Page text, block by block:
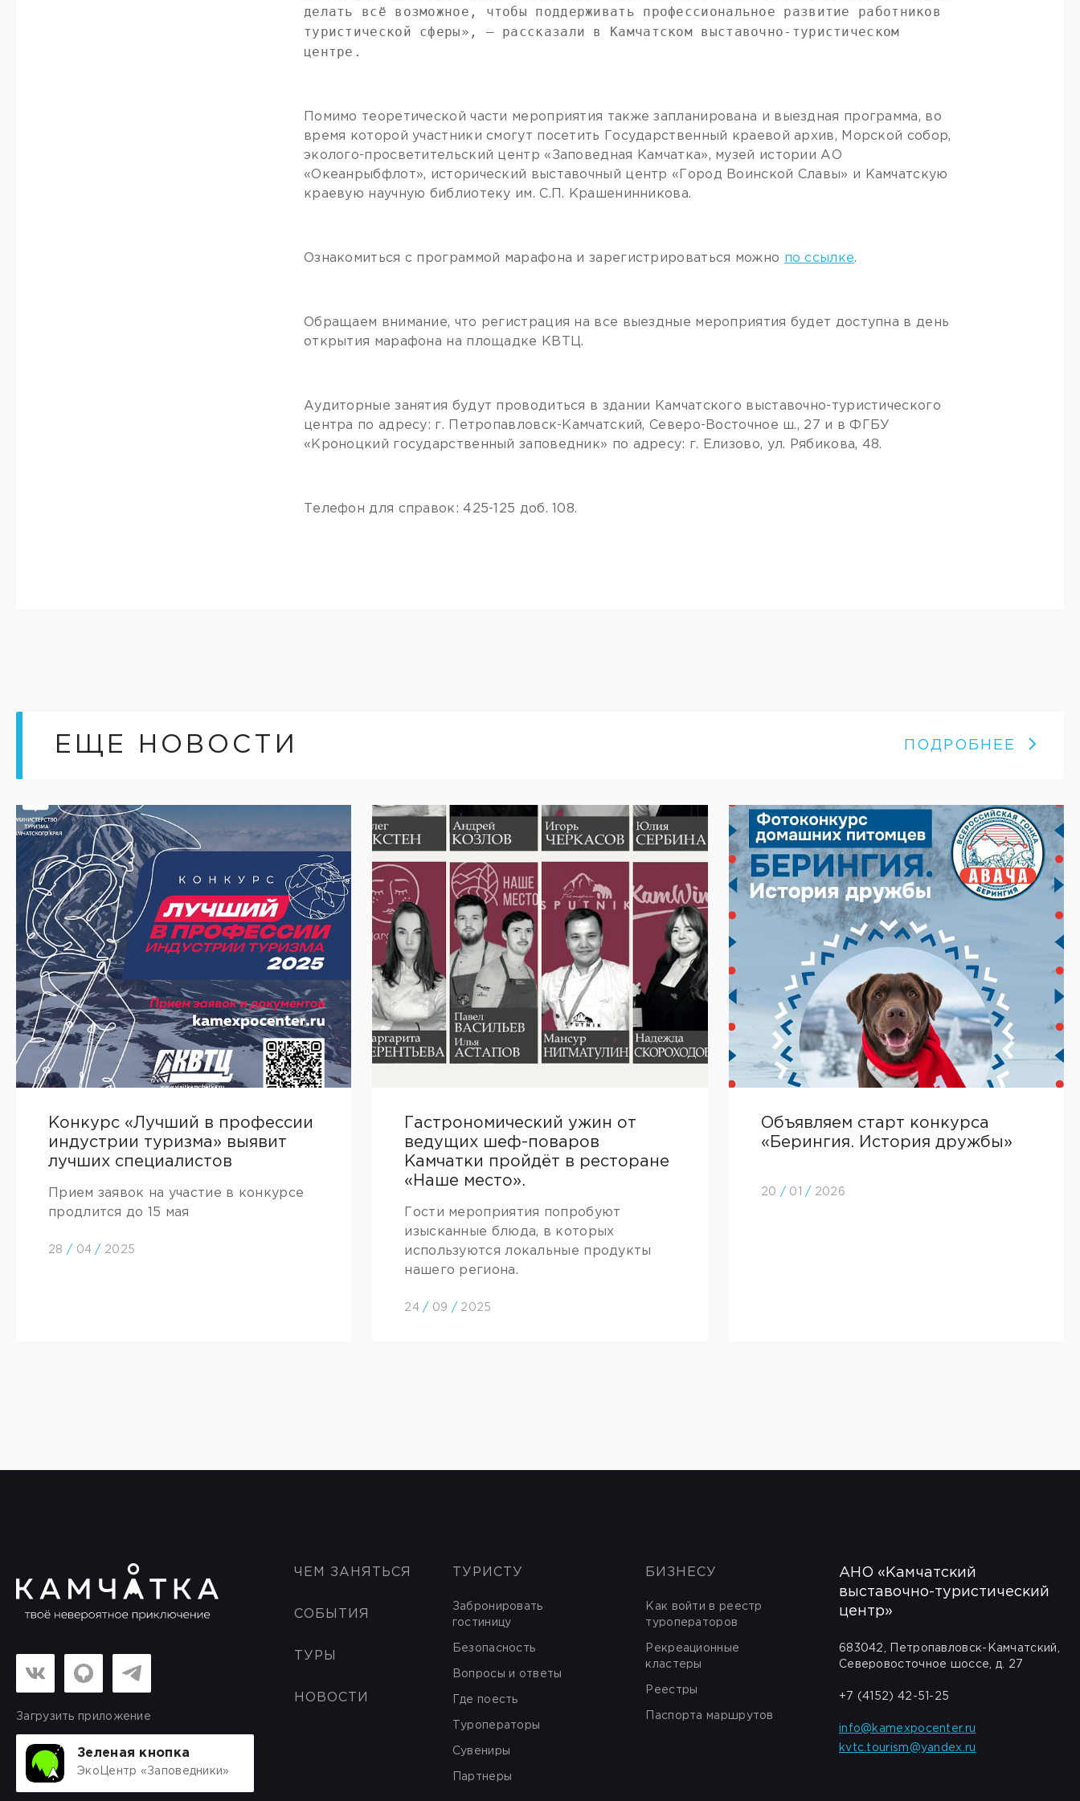
делать всё возможное, чтобы поддерживать профессиональное развитие работников
туристической сферы», – рассказали в Камчатском выставочно-туристическом
центре.
Помимо теоретической части мероприятия также запланирована и выездная программа, во
время которой участники смогут посетить Государственный краевой архив, Морской собор,
эколого-просветительский центр «Заповедная Камчатка», музей истории АО
«Океанрыбфлот», исторический выставочный центр «Город Воинской Славы» и Камчатскую
краевую научную библиотеку им. С.П. Крашенинникова.
Ознакомиться с программой марафона и зарегистрироваться можно по ссылке.
Обращаем внимание, что регистрация на все выездные мероприятия будет доступна в день
открытия марафона на площадке КВТЦ.
Аудиторные занятия будут проводиться в здании Камчатского выставочно-туристического
центра по адресу: г. Петропавловск-Камчатский, Северо-Восточное ш., 27 и в ФГБУ
«Кроноцкий государственный заповедник» по адресу: г. Елизово, ул. Рябикова, 48.
Телефон для справок: 425-125 доб. 108.
ЕЩЕ НОВОСТИ ПОДРОБНЕЕ
Конкурс «Лучший в профессии
индустрии туризма» выявит
лучших специалистов
Прием заявок на участие в конкурсе
продлится до 15 мая
28 / 04 / 2025
Гастрономический ужин от
ведущих шеф-поваров
Камчатки пройдёт в ресторане
«Наше место».
Гости мероприятия попробуют
изысканные блюда, в которых
используются локальные продукты
нашего региона.
24/ 09 / 2025
Объявляем старт конкурса
«Берингия. История дружбы»
20 / 01 / 2026
Загрузить приложение
Зеленая кнопка
ЭкоЦентр «Заповедники»
ЧЕМ ЗАНЯТЬСЯ
СОБЫТИЯ
ТУРЫ
НОВОСТИ
ТУРИСТУ
Забронировать
гостиницу
Безопасность
Вопросы и ответы
Где поесть
Туроператоры
Сувениры
Партнеры
БИЗНЕСУ
Как войти в реестр
туроператоров
Рекреационные
кластеры
Реестры
Паспорта маршрутов
АНО «Камчатский
выставочно-туристический
центр»
683042, Петропавловск-Камчатский,
Северовосточное шоссе, д. 27
+7 (4152) 42-51-25
info@kamexpocenter.ru
kvtc.tourism@yandex.ru